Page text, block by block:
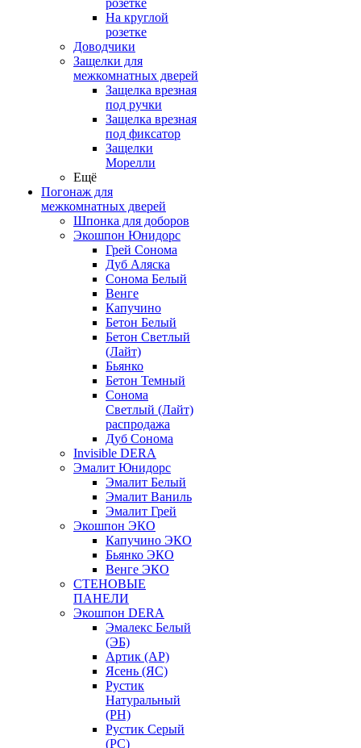
розетке
На круглой
розетке
Доводчики
Защелки для
межкомнатных дверей
Защелка врезная
под ручки
Защелка врезная
под фиксатор
Защелки
Морелли
Ещё
Погонаж для
межкомнатных дверей
Шпонка для доборов
Экошпон Юнидорс
Грей Сонома
Дуб Аляска
Сонома Белый
Венге
Капучино
Бетон Белый
Бетон Светлый
(Лайт)
Бьянко
Бетон Темный
Сонома
Светлый (Лайт)
распродажа
Дуб Сонома
Invisible DERA
Эмалит Юнидорс
Эмалит Белый
Эмалит Ваниль
Эмалит Грей
Экошпон ЭКО
Капучино ЭКО
Бьянко ЭКО
Венге ЭКО
СТЕНОВЫЕ
ПАНЕЛИ
Экошпон DERA
Эмалекс Белый
(ЭБ)
Артик (АР)
Ясень (ЯС)
Рустик
Натуральный
(РН)
Рустик Серый
(РС)